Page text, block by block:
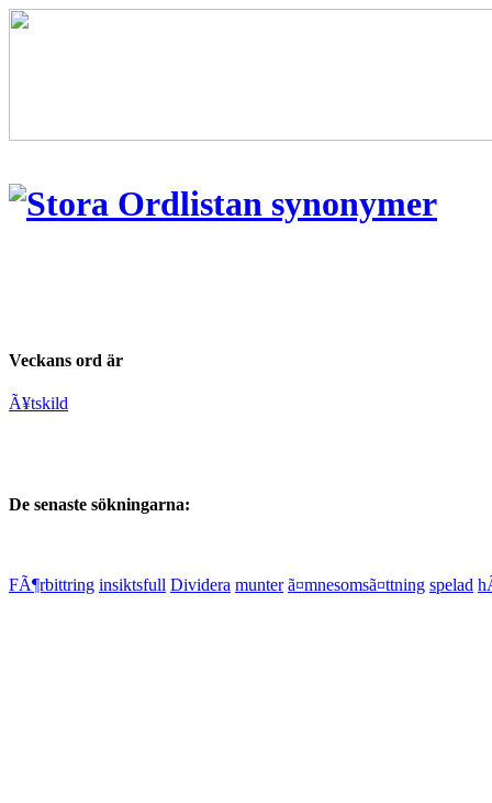
Veckans ord är
Ã¥tskild
De senaste sökningarna:
FÃ¶rbittring insiktsfull Dividera munter ã¤mnesomsã¤ttning spelad